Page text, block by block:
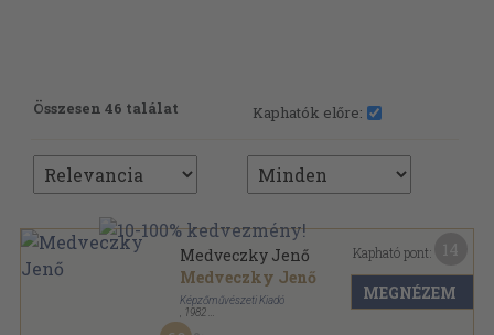
Összesen 46 találat Kaphatók előre:
Medveczky Jenő
Medveczky Jenő
Képzőművészeti Kiadó
1982
Vászon
Kapható pont:
MEGNÉZEM